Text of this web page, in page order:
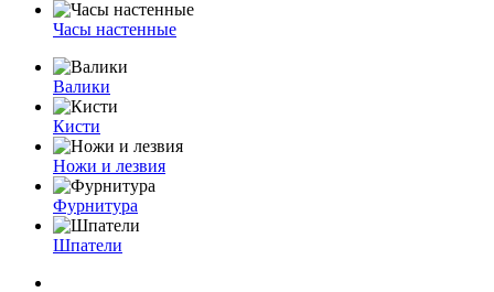
Часы настенные
Валики
Кисти
Ножи и лезвия
Фурнитура
Шпатели